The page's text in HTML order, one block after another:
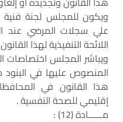
ويكون للمجلس لجنة فنية
علي سجلات المرضي عند
اللائحة التنفيذية لهذا
ويباشر المجلس اختصاصات
هذا القانون في
إقليمي للصحة النفسية .
مــــــادة (12) :